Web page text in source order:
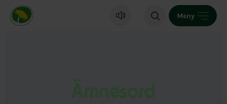
Miljöpartiet de gröna, startsida
Meny